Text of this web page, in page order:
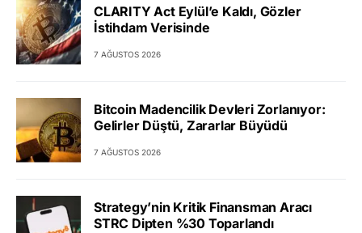
CLARITY Act Eylül’e Kaldı, Gözler
İstihdam Verisinde
7 AĞUSTOS 2026
Bitcoin Madencilik Devleri Zorlanıyor:
Gelirler Düştü, Zararlar Büyüdü
7 AĞUSTOS 2026
Strategy’nin Kritik Finansman Aracı
STRC Dipten %30 Toparlandı